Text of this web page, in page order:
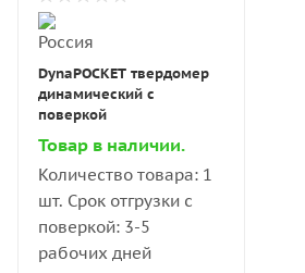
DynaPOCKET твердомер
динамический с
поверкой
Товар в наличии.
Количество товара: 1
шт. Срок отгрузки с
поверкой: 3-5
рабочих дней